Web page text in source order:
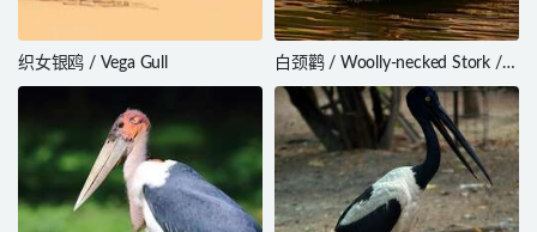
织女银鸥 / Vega Gull
白颈鹳 / Woolly-necked Stork /
Ciconia episcopus